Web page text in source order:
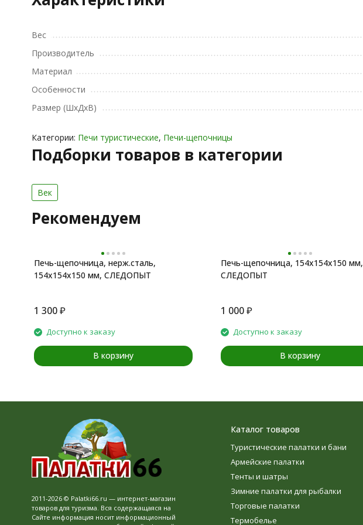
Вес
Производитель
Материал
Особенности
Размер (ШxДxВ)
Категории: Печи туристические, Печи-щепочницы
Подборки товаров в категории
Век
Рекомендуем
Печь-щепочница, нерж.сталь,
154х154х150 мм, СЛЕДОПЫТ
1 300 ₽
Доступно к заказу
В корзину
Печь-щепочница, 154х154х150 мм,
СЛЕДОПЫТ
1 000₽
Доступно к заказу
В корзину
2011-2026 © Palatki66.ru — интернет-магазин
товаров для туризма. Вся содержащаяся на
Сайте информация носит информационный
Каталог товаров
Туристические палатки и бани
Армейские палатки
Тенты и шатры
Зимние палатки для рыбалки
Торговые палатки
Термобелье